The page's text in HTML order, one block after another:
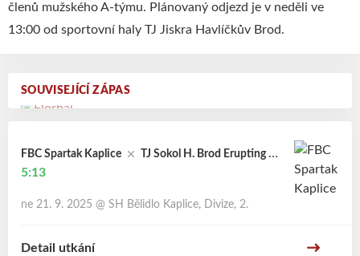
SOUVISEJÍCÍ ZÁPAS
FBC Spartak Kaplice
TJ Sokol H. Brod Erupting Dr
agons
5:13
ne 21. 9. 2025 @ SH Bělidlo Kaplice, Divize, 2.
Detail utkání
členů mužského A-týmu. Plánovaný odjezd je v neděli ve
13:00 od sportovní haly TJ Jiskra Havlíčkův Brod.